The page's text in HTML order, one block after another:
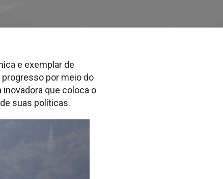
e exemplar de
progresso por meio do
inovadora que coloca o
suas políticas.